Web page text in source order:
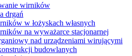
wirników
drgań
w łożyskach własnych
na wyważarce stacjonarnej
nad urządzeniami wirującymi
budowlanych